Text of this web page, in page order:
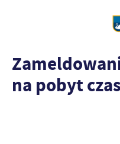
na pobyt